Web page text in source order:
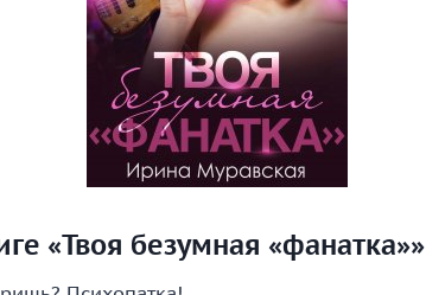
«Твоя безумная «фанатка»»